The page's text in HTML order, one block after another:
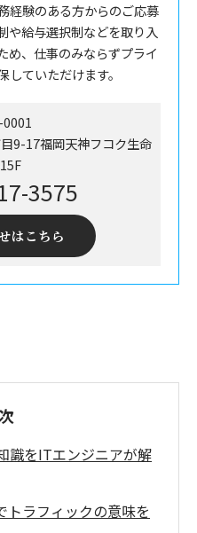
経験のある方からのご応募
や給与選択制などを取り入
め、仕事のみならずプライ
ていただけます。
9-17福岡天神フコク生命
3575
はこちら
識をITエンジニアが解
トラフィックの意味を